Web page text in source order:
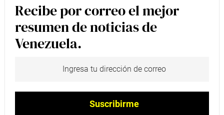
Recibe por correo el mejor
resumen de noticias de
Venezuela.